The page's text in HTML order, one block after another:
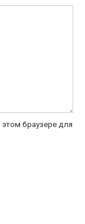
браузере для